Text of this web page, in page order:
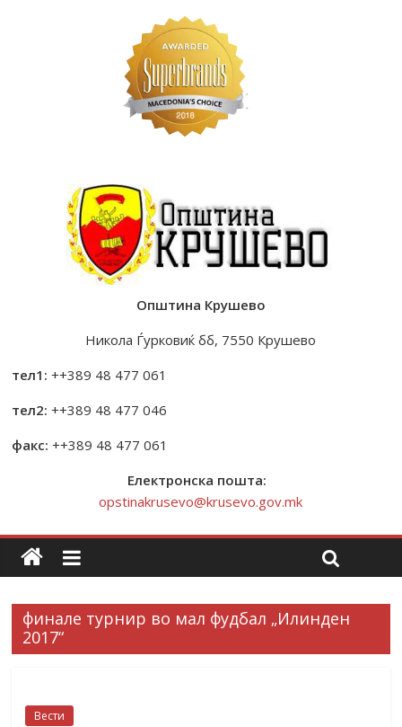
Општина Крушево
Никола Ѓурковиќ бб, 7550 Крушево
тел1: ++389 48 477 061
тел2: ++389 48 477 046
факс: ++389 48 477 061
Електронска пошта:
opstinakrusevo@krusevo.gov.mk
финале турнир во мал фудбал „Илинден
2017“
Вести